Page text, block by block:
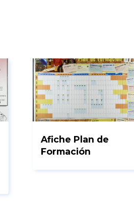
Afiche Plan de
Formación